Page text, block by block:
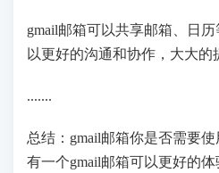
gmail邮箱可以共享邮箱、日
以更好的沟通和协作，大大的
.......
总结：gmail邮箱你是否需要
有一个gmail邮箱可以更好的